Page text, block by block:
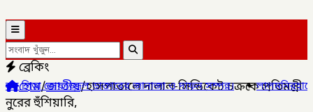
ব্রেকিং
ডাক্তারের জানাজা ও দাফন সম্পন্ন।✦লালমনিরহাটের ৫
হোম/জাতীয়/হাসপাতালে দালাল-সিন্ডিকেট চক্রকে প্রতিমন্ত্রী
নুরের হুঁশিয়ারি,